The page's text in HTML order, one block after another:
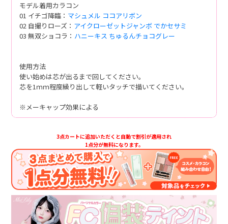
モデル着用カラコン
01 イチゴ降臨： マシュメル ココアリボン
02 自撮りローズ： アイクローゼットジャンボ でかセサミ
03 無双ショコラ： ハニーキス ちゅるんチョコグレー
使用方法
使い始めは芯が出るまで回してください。
芯を1ｍｍ程度繰り出して軽いタッチで描いてください。
※メーキャップ効果による
3点カートに追加いただくと自動で割引が適用され
1点分が無料になります。